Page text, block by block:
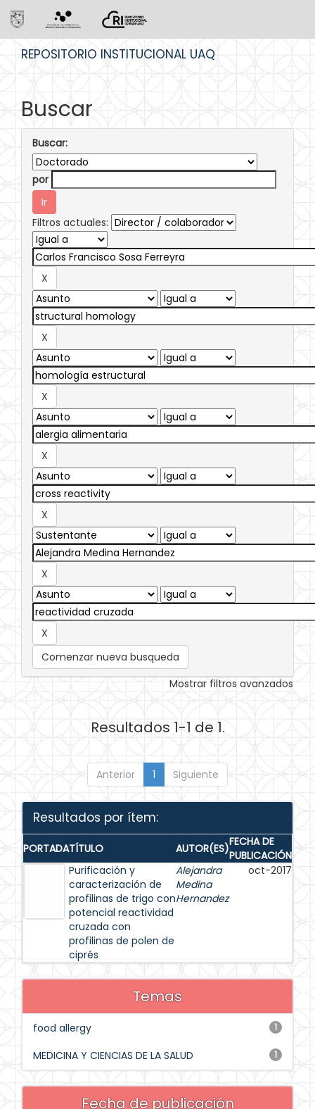
REPOSITORIO INSTITUCIONAL UAQ
Buscar
Buscar:
por
Filtros actuales:
Comenzar nueva busqueda
Mostrar filtros avanzados
Resultados 1-1 de 1.
Anterior 1 Siguiente
Resultados por ítem:
PORTADATÍTULO AUTOR(ES)FECHA DE
PUBLICACIÓN
Purificación y
caracterización de
profilinas de trigo con
potencial reactividad
cruzada con
profilinas de polen de
ciprés
Alejandra
Medina
Hernandez
oct-2017
Temas
1
food allergy
1
MEDICINA Y CIENCIAS DE LA SALUD
Fecha de publicación